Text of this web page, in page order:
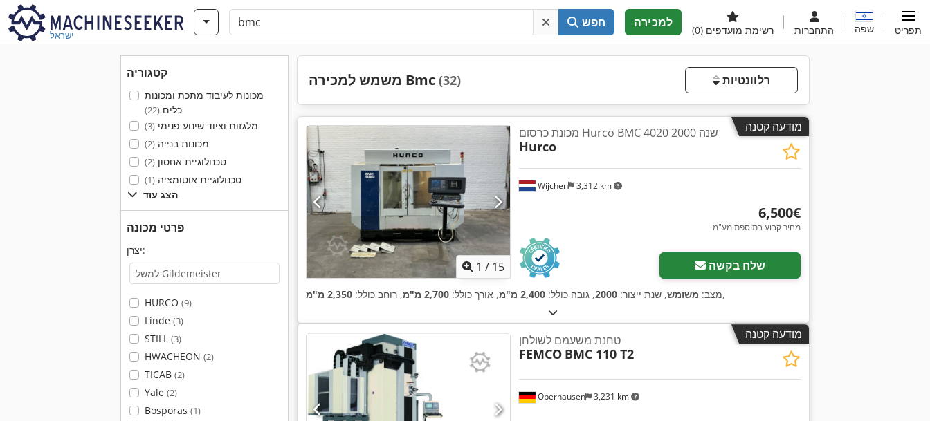
ישראל
חפש למכירה
רשימת מועדפים (0) התחברות שפה תפריט
קטגוריה
מכונות לעיבוד מתכת ומכונות
כלים(22)
מלגזות וציוד שינוע פנימי(3)
מכונות בנייה(2)
טכנולוגיית אחסון(2)
טכנולוגיית אוטומציה(1)
הצג עוד
פרטי מכונה
יצרן:
HURCO (9)
Linde (3)
STILL (3)
HWACHEON (2)
TICAB (2)
Yale (2)
Bosporas (1)
משמש למכירה Bmc (32) רלוונטיות
מודעה קטנה
1 / 15
Wijchen 3,312 km
מכונת כרסום Hurco BMC 4020 שנה 2000
Hurco
‏6,500 ‏€
מחיר קבוע בתוספת מע"מ
שלח בקשה
מצב: משומש, שנת ייצור: 2000, גובה כולל: 2,400 מ"מ , אורך כולל: 2,700 מ"מ , רוחב כולל: 2,350 מ"מ ,
מודעה קטנה
Oberhausen 3,231 km
טחנת משעמם לשולחן
FEMCO BMC 110 T2